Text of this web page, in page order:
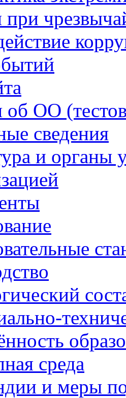
при
об ОО
сведения
и органы
среда
и меры